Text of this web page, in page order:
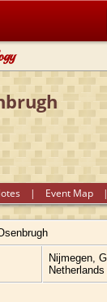
| Event Map
Nijmegen,
Netherlands